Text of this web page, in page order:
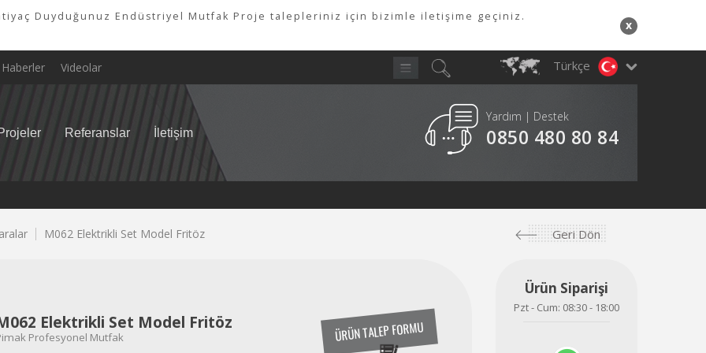
Duyduğunuz Endüstriyel Mutfak Proje talepleriniz için bizimle iletişime geçiniz.
x
Haberler Videolar Türkçe
Referanslar İletişim
Yardım | Destek
0850 480 80 84
M062 Elektrikli Set Model Fritöz Geri Dön
Elektrikli Set Model Fritöz
Profesyonel Mutfak ÜRÜN TALEP FORMU
Ürün Siparişi
Pzt - Cum: 08:30 - 18:00